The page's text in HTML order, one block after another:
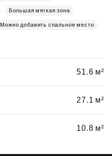
Большая мягкая зона
Можно добавить спальное место
51.6 м²
27.1 м²
10.8 м²